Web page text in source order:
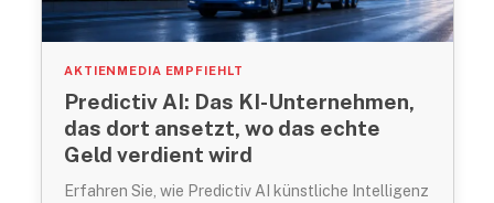
AKTIENMEDIA EMPFIEHLT
Predictiv AI: Das KI-Unternehmen,
das dort ansetzt, wo das echte
Geld verdient wird
Erfahren Sie, wie Predictiv AI künstliche Intelligenz